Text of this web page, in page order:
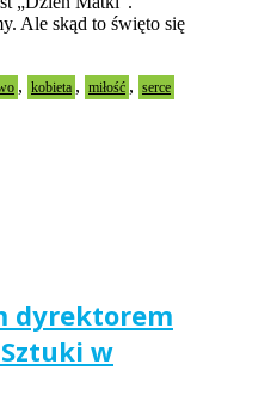
Ale skąd to święto się
, kobieta , miłość , serce
dyrektorem
w